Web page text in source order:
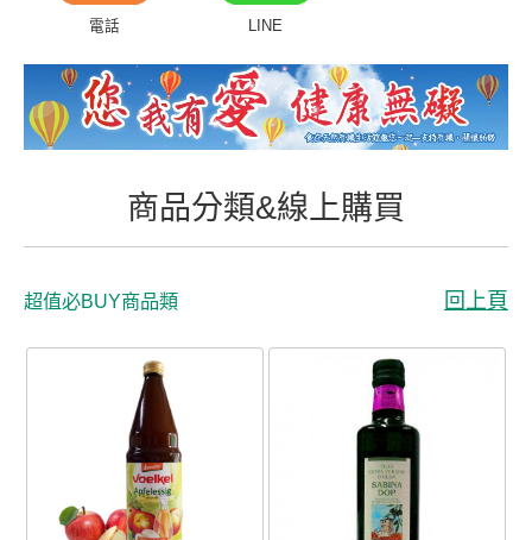
商品分類&線上購買
常見問題
客戶付費回傳
電話 LINE
商品分類&線上購買
超值必BUY商品類 回上頁